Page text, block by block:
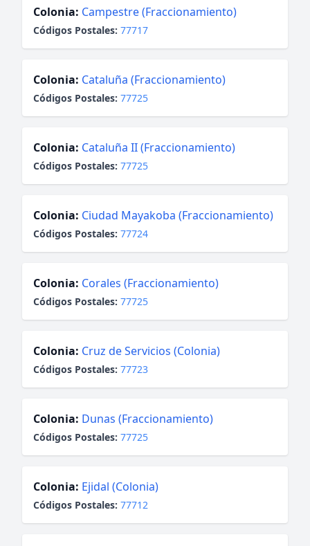
Colonia: Campestre (Fraccionamiento)
Códigos Postales: 77717
Colonia: Cataluña (Fraccionamiento)
Códigos Postales: 77725
Colonia: Cataluña II (Fraccionamiento)
Códigos Postales: 77725
Colonia: Ciudad Mayakoba (Fraccionamiento)
Códigos Postales: 77724
Colonia: Corales (Fraccionamiento)
Códigos Postales: 77725
Colonia: Cruz de Servicios (Colonia)
Códigos Postales: 77723
Colonia: Dunas (Fraccionamiento)
Códigos Postales: 77725
Colonia: Ejidal (Colonia)
Códigos Postales: 77712